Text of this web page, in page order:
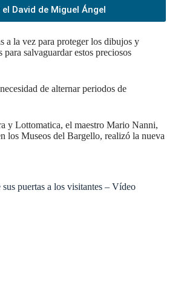
David de Miguel Ángel
a la vez para proteger los dibujos y
salvaguardar estos preciosos
de alternar periodos de
y Lottomatica, el maestro Mario Nanni,
los Museos del Bargello, realizó la nueva
puertas a los visitantes – Vídeo